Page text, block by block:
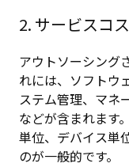
2. サービスコ
アウトソーシング
れには、ソフトウ
ステム管理、マネ
などが含まれます
単位、デバイス単
のが一般的です。